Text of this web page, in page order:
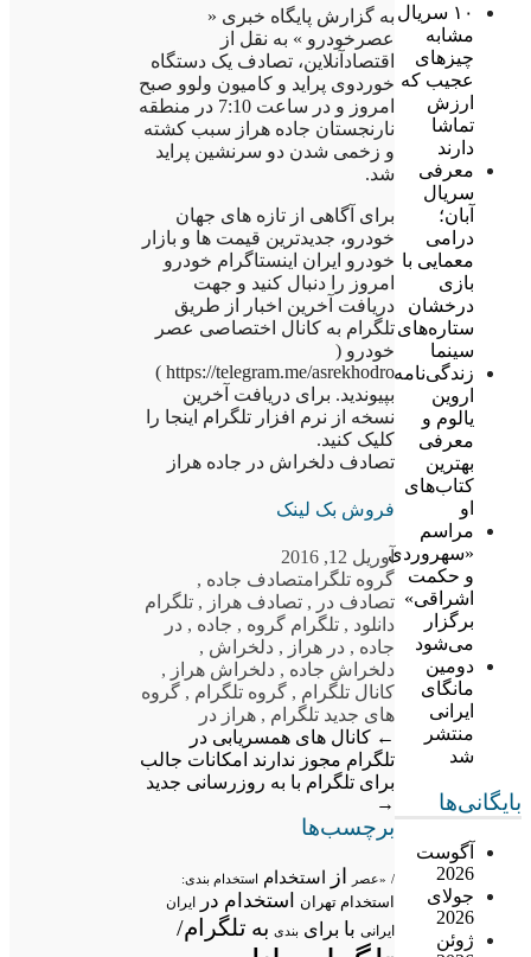
۱۰ سریال
مشابه
چیزهای
عجیب که
ارزش
تماشا
دارند
معرفی
سریال
آبان؛
درامی
معمایی با
بازی
درخشان
ستاره‌های
سینما
زندگی‌نامه
اروین
یالوم و
معرفی
بهترین
کتاب‌های
او
مراسم
«سهروردی
و حکمت
اشراقی»
برگزار
می‌شود
دومین
مانگای
ایرانی
منتشر
شد
بایگانی‌ها
آگوست
2026
جولای
2026
ژوئن
به گزارش پایگاه خبری «
عصرخودرو » به نقل از
اقتصادآنلاین، تصادف یک دستگاه
خوردوی پراید و کامیون ولوو صبح
امروز و در ساعت 7:10 در منطقه
نارنجستان جاده هراز سبب کشته
و زخمی شدن دو سرنشین پراید
شد.
برای آگاهی از تازه های جهان
خودرو، جدیدترین قیمت ها و بازار
خودرو ایران اینستاگرام خودرو
امروز را دنبال کنید و جهت
دریافت آخرین اخبار از طریق
تلگرام به کانال اختصاصی عصر
خودرو (
https://telegram.me/asrekhodro )
بپیوندید. برای دریافت آخرین
نسخه از نرم افزار تلگرام اینجا را
کلیک کنید.
تصادف دلخراش در جاده هراز
فروش بک لینک
آوریل 12, 2016
گروه تلگرامتصادف جاده ,
تصادف در , تصادف هراز , تلگرام
دانلود , تلگرام گروه , جاده , در
جاده , در هراز , دلخراش ,
دلخراش جاده , دلخراش هراز ,
کانال تلگرام , گروه تلگرام , گروه
های جدید تلگرام , هراز در
← کانال های همسریابی در
تلگرام مجوز ندارند امکانات جالب
برای تلگرام با به روزرسانی جدید
→
برچسب‌ها
/ «عصر از استخدام استخدام بندی:
استخدام تهران استخدام در ایران
ایرانی با برای بندی به تلگرام/